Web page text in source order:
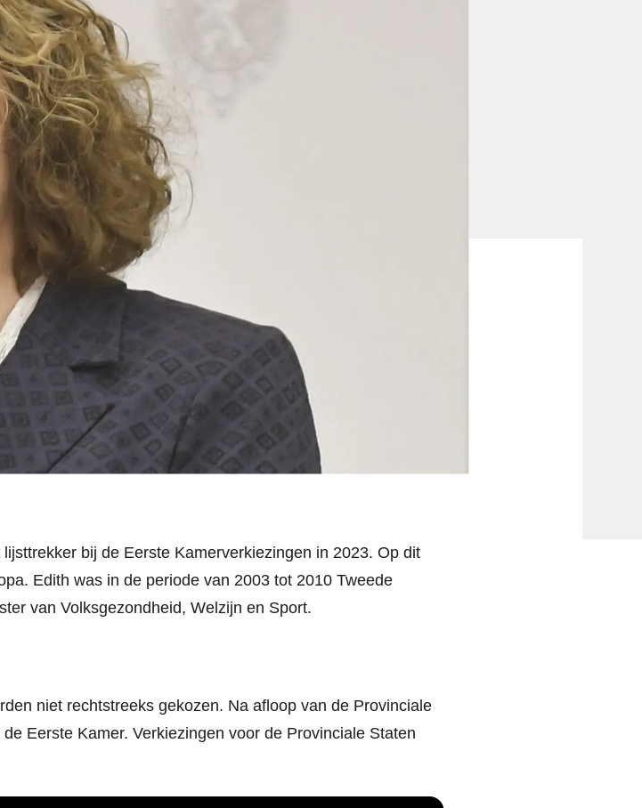
bij de Eerste Kamerverkiezingen in 2023. Op dit
Edith was in de periode van 2003 tot 2010 Tweede
van Volksgezondheid, Welzijn en Sport.
niet rechtstreeks gekozen. Na afloop van de Provinciale
Eerste Kamer. Verkiezingen voor de Provinciale Staten